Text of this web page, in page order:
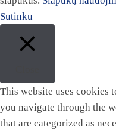
Sutinku
This website uses cookies
you navigate through the
that are categorized as